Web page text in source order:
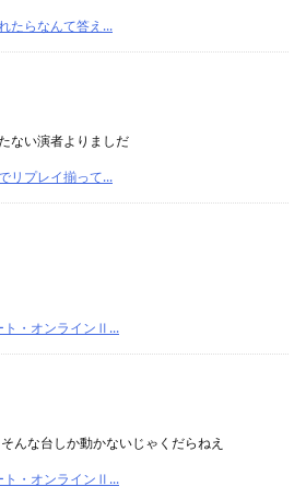
たらなんて答え...
ない演者よりましだ
リプレイ揃って...
ト・オンラインⅡ...
んな台しか動かないじゃくだらねえ
ト・オンラインⅡ...